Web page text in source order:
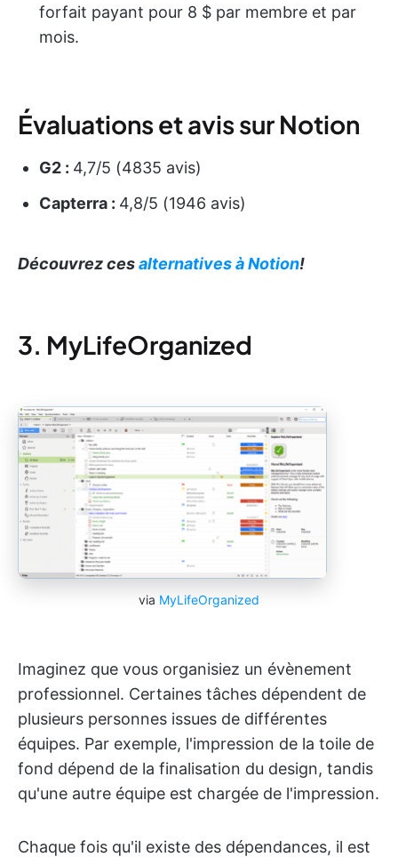
forfait payant pour 8 $ par membre et par
mois.
Évaluations et avis sur Notion
G2 : 4,7/5 (4835 avis)
Capterra : 4,8/5 (1946 avis)
Découvrez cesalternatives à Notion!
3. MyLifeOrganized
via MyLifeOrganized
Imaginez que vous organisiez un évènement
professionnel. Certaines tâches dépendent de
plusieurs personnes issues de différentes
équipes. Par exemple, l'impression de la toile de
fond dépend de la finalisation du design, tandis
qu'une autre équipe est chargée de l'impression.
Chaque fois qu'il existe des dépendances, il est